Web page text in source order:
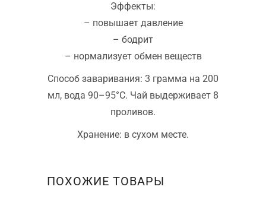
Эффекты:
– повышает давление
– бодрит
– нормализует обмен веществ
Способ заваривания: 3 грамма на 200
мл, вода 90–95°C. Чай выдерживает 8
проливов.
Хранение: в сухом месте.
ПОХОЖИЕ ТОВАРЫ